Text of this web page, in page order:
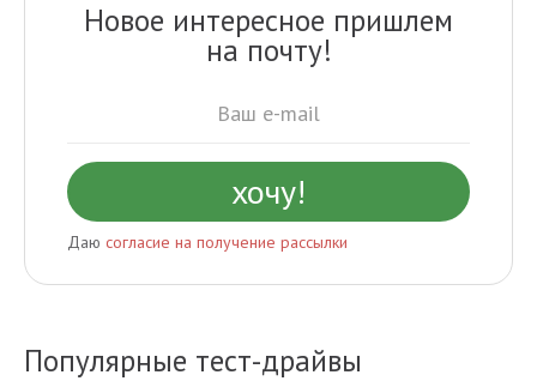
Новое интересное пришлем
на почту!
Даю согласие на получение рассылки
Популярные тест-драйвы